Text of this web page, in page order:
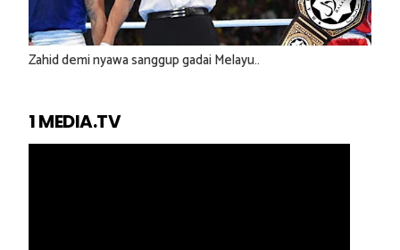
Zahid demi nyawa sanggup gadai Melayu..
1 MEDIA.TV